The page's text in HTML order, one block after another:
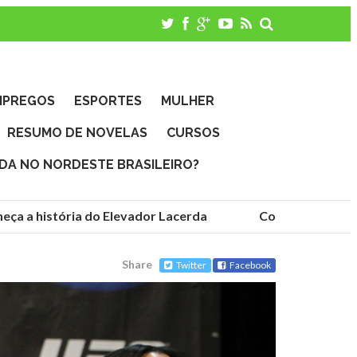
ESPORTES MULHER
RESUMO DE NOVELAS CURSOS
NO NORDESTE BRASILEIRO?
a história do Elevador Lacerda Conheça as
Share Twitter Facebook